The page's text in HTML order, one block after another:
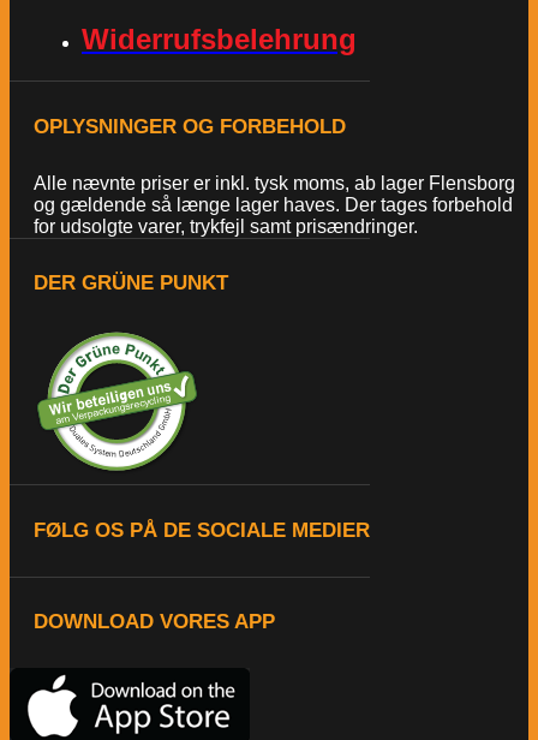
Widerrufsbelehrung
OPLYSNINGER OG FORBEHOLD
Alle nævnte priser er inkl. tysk moms, ab lager Flensborg
og gældende så længe lager haves. Der tages forbehold
for udsolgte varer, trykfejl samt prisændringer.
DER GRÜNE PUNKT
FØLG OS PÅ DE SOCIALE MEDIER
DOWNLOAD VORES APP